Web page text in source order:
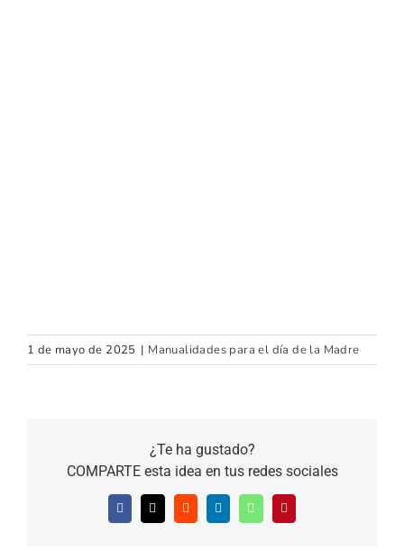
1 de mayo de 2025 | Manualidades para el día de la Madre
¿Te ha gustado?
COMPARTE esta idea en tus redes sociales
Facebook
X RedditLinkedInWhatsAppPinterest